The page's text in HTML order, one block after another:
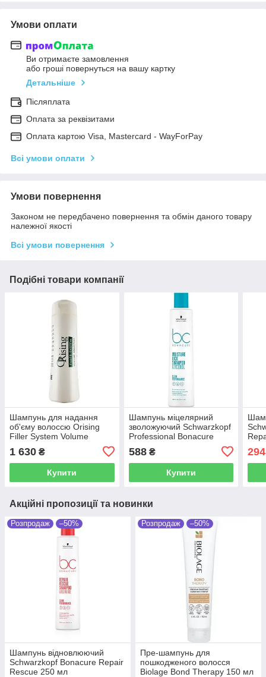
Умови оплати
Ви отримаєте замовлення
або гроші повернуться на вашу картку
Детальніше
Післяплата
Оплата за реквізитами
Оплата картою Visa, Mastercard - WayForPay
Всі умови оплати
Умови повернення
Законом не передбачено повернення та обмін даного товару
належної якості
Всі умови повернення
Подібні товари компанії
Шампунь для надання
об'єму волоссю Orising
Filler System Volume
1 630 ₴
Купити
Шампунь міцелярний
зволожуючий Schwarzkopf
Professional Bonacure
588₴
Купити
294
Акційні пропозиції та новинки
Розпродаж –50%
Шампунь відновлюючий
Schwarzkopf Bonacure Repair
Rescue 250 мл
Розпродаж –50%
Пре-шампунь для
пошкодженого волосся
Biolage Bond Therapy 150 мл